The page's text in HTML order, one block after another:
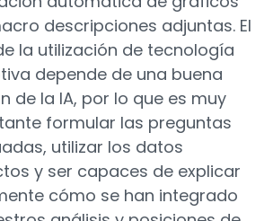
descripciones adjuntas. El
la utilización de tecnología
depende de una buena
de la IA, por lo que es muy
formular las preguntas
utilizar los datos
y ser capaces de explicar
cómo se han integrado